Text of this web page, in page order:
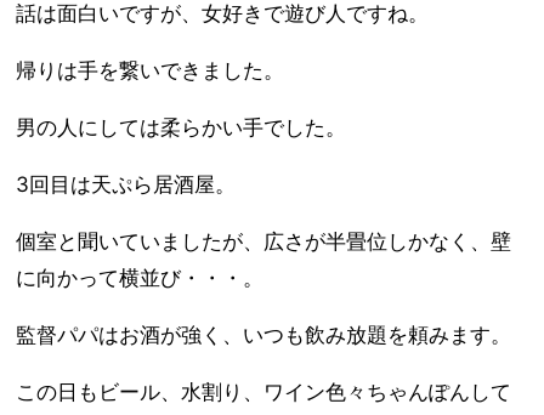
話は面白いですが、女好きで遊び人ですね。
帰りは手を繋いできました。
男の人にしては柔らかい手でした。
3回目は天ぷら居酒屋。
個室と聞いていましたが、広さが半畳位しかなく、壁
に向かって横並び・・・。
監督パパはお酒が強く、いつも飲み放題を頼みます。
この日もビール、水割り、ワイン色々ちゃんぽんして